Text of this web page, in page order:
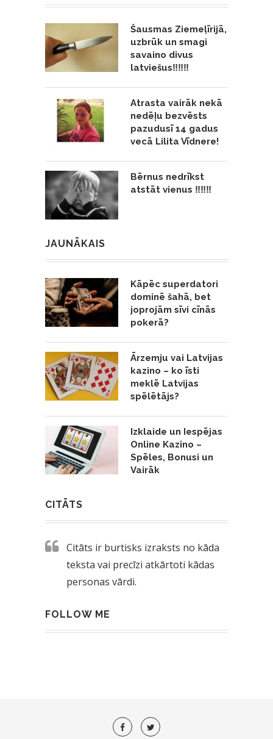
Šausmas Ziemeļīrijā,
uzbrūk un smagi
savaino divus
latviešus‼️‼️‼️
Atrasta vairāk nekā
nedēļu bezvēsts
pazudusī 14 gadus
vecā Lilita Vīdnere!
Bērnus nedrīkst
atstāt vienus ‼️‼️‼️
JAUNĀKAIS
Kāpēc superdatori
dominē šahā, bet
joprojām sīvi cīnās
pokerā?
Ārzemju vai Latvijas
kazino – ko īsti
meklē Latvijas
spēlētājs?
Izklaide un Iespējas
Online Kazino –
Spēles, Bonusi un
Vairāk
CITĀTS
Citāts ir burtisks izraksts no kāda
teksta vai precīzi atkārtoti kādas
personas vārdi.
FOLLOW ME